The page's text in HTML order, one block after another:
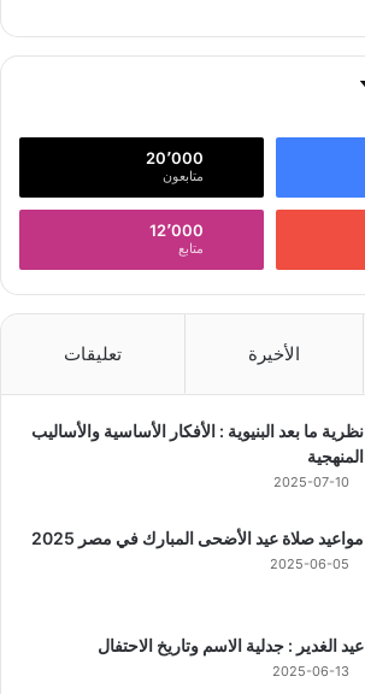
20٬000
متابعون
12٬000
متابع
الأخيرة تعليقات
نظرية ما بعد البنيوية : الأفكار الأساسية والأساليب
المنهجية
2025-07-10
مواعيد صلاة عيد الأضحى المبارك في مصر 2025
2025-06-05
عيد الغدير : جدلية الاسم وتاريخ الاحتفال
2025-06-13